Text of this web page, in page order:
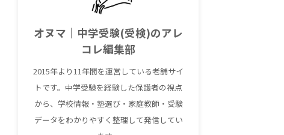
オヌマ｜中学受験(受検)のアレ
コレ編集部
2015年より11年間を運営している老舗サイ
トです。中学受験を経験した保護者の視点
から、学校情報・塾選び・家庭教師・受験
データをわかりやすく整理して発信してい